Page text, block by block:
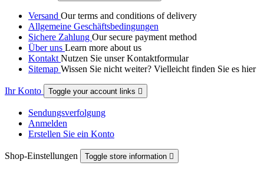
Versand Our terms and conditions of delivery
Allgemeine Geschäftsbedingungen
Sichere Zahlung Our secure payment method
Über uns Learn more about us
Kontakt Nutzen Sie unser Kontaktformular
Sitemap Wissen Sie nicht weiter? Vielleicht finden Sie es hier
Ihr Konto Toggle your account links 
Sendungsverfolgung
Anmelden
Erstellen Sie ein Konto
Shop-Einstellungen Toggle store information 